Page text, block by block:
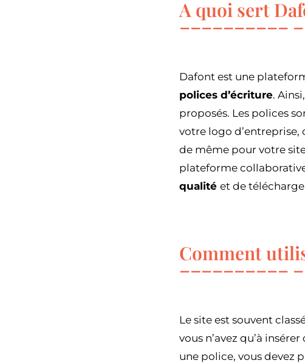
A quoi sert
Dafont est une
polices d’écriture.
proposés. Les polices
votre logo d’entreprise,
de même pour votre
plateforme
qualité et de
Comment
Le site est souvent
vous n’avez qu’à
une police, vous devez